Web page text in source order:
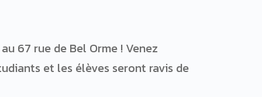
67 rue de Bel Orme ! Venez
et les élèves seront ravis de